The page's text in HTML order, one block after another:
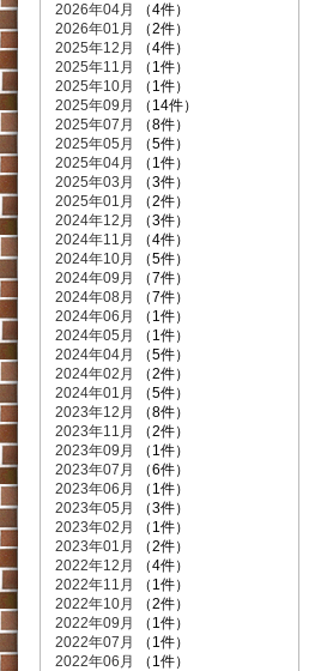
2026年04月
（4件）
2026年01月
（2件）
2025年12月
（4件）
2025年11月
（1件）
2025年10月
（1件）
2025年09月
（14件）
2025年07月
（8件）
2025年05月
（5件）
2025年04月
（1件）
2025年03月
（3件）
2025年01月
（2件）
2024年12月
（3件）
2024年11月
（4件）
2024年10月
（5件）
2024年09月
（7件）
2024年08月
（7件）
2024年06月
（1件）
2024年05月
（1件）
2024年04月
（5件）
2024年02月
（2件）
2024年01月
（5件）
2023年12月
（8件）
2023年11月
（2件）
2023年09月
（1件）
2023年07月
（6件）
2023年06月
（1件）
2023年05月
（3件）
2023年02月
（1件）
2023年01月
（2件）
2022年12月
（4件）
2022年11月
（1件）
2022年10月
（2件）
2022年09月
（1件）
2022年07月
（1件）
2022年06月
（1件）